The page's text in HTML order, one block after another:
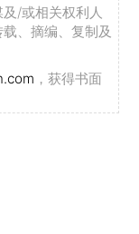
/或相关权利人
、摘编、复制及
，获得书面